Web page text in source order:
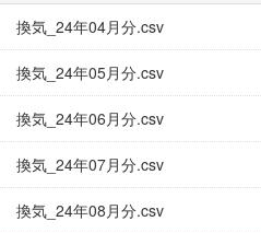
換気_24年04月分.csv
換気_24年05月分.csv
換気_24年06月分.csv
換気_24年07月分.csv
換気_24年08月分.csv